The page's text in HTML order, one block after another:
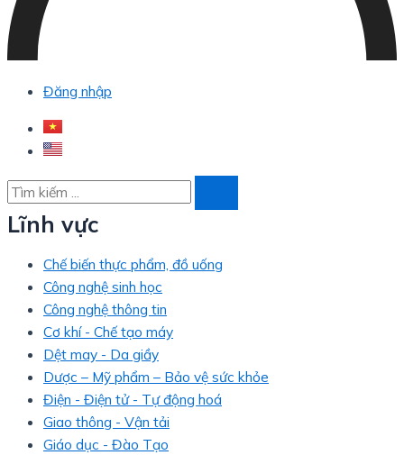
Đăng nhập
Lĩnh vực
Chế biến thực phẩm, đồ uống
Công nghệ sinh học
Công nghệ thông tin
Cơ khí - Chế tạo máy
Dệt may - Da giầy
Dược – Mỹ phẩm – Bảo vệ sức khỏe
Điện - Điện tử - Tự động hoá
Giao thông - Vận tải
Giáo dục - Đào Tạo